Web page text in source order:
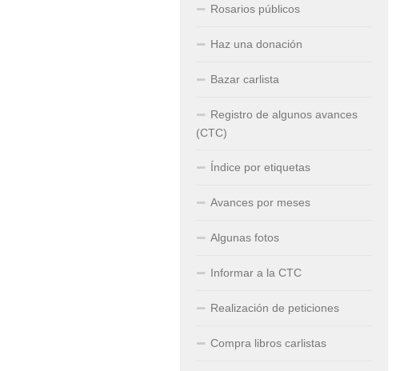
Rosarios públicos
Haz una donación
Bazar carlista
Registro de algunos avances
(CTC)
Índice por etiquetas
Avances por meses
Algunas fotos
Informar a la CTC
Realización de peticiones
Compra libros carlistas